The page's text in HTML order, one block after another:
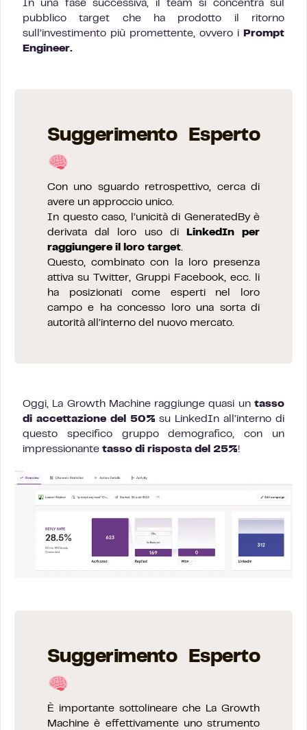
In una fase successiva, il team si concentra sul
pubblico target che ha prodotto il ritorno
sull’investimento più promettente, ovvero i
Prompt
Engineer.
Suggerimento Esperto
Con uno sguardo retrospettivo, cerca di
avere un approccio unico.
In questo caso, l’unicità di GeneratedBy è
derivata dal loro uso di
LinkedIn per
raggiungere il loro target.
Questo, combinato con la loro presenza
attiva su Twitter, Gruppi Facebook, ecc. li
ha posizionati come esperti nel loro
campo e ha concesso loro una sorta di
autorità all’interno del nuovo mercato.
Oggi, La Growth Machine raggiunge quasi un tasso
di accettazione del 50% su LinkedIn all’interno di
questo specifico gruppo demografico, con un
impressionante tasso di risposta del 25%!
Suggerimento Esperto
È importante sottolineare che La Growth
Machine è effettivamente uno strumento